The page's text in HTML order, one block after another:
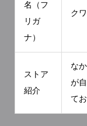
名（フ
リガ
ナ）
ク
ストア
紹介
な
が
て